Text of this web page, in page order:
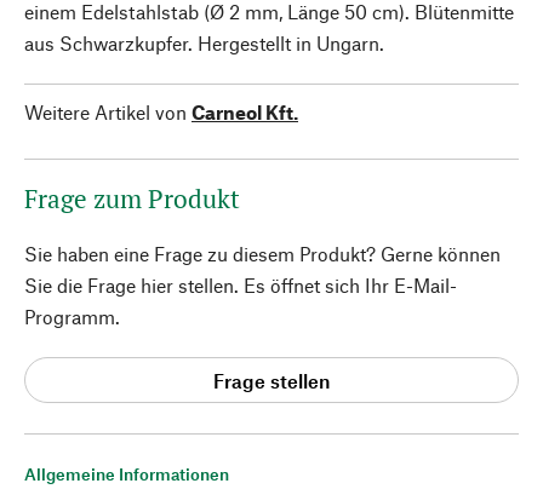
Allgemeine Informationen
einem Edelstahlstab (Ø 2 mm, Länge 50 cm). Blütenmitte
aus Schwarzkupfer. Hergestellt in Ungarn.
Weitere Artikel von Carneol Kft.
Frage zum Produkt
Sie haben eine Frage zu diesem Produkt? Gerne können
Sie die Frage hier stellen. Es öffnet sich Ihr E-Mail-
Programm.
Frage stellen